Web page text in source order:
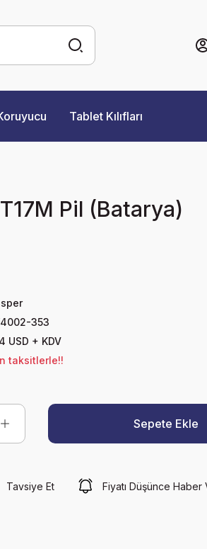
Tablet Kılıfları
Pil (Batarya)
353
USD + KDV
taksitlerle!!
Sepete Ekle
Tavsiye Et Fiyatı Düşünce Haber